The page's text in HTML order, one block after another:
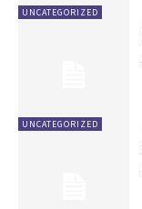
UNCATEGORIZED
UNCATEGORIZED